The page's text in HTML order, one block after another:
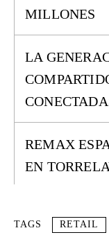
MILLONES
LA
REMAX
EN
TAGS RETAIL